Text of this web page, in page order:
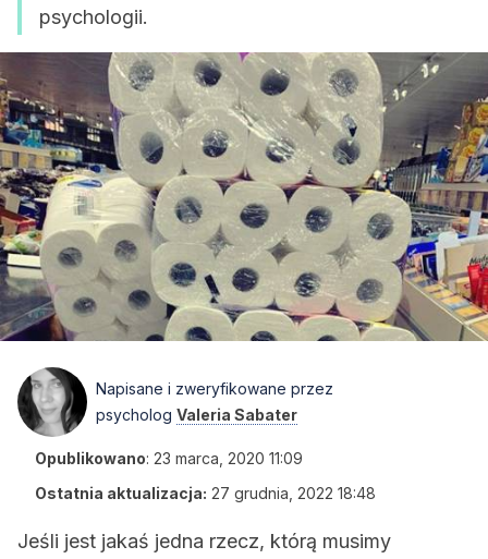
psychologii.
Napisane i zweryfikowane przez
psycholog Valeria Sabater
Opublikowano: 23 marca, 2020 11:09
Ostatnia aktualizacja: 27 grudnia, 2022 18:48
Jeśli jest jakaś jedna rzecz, którą musimy